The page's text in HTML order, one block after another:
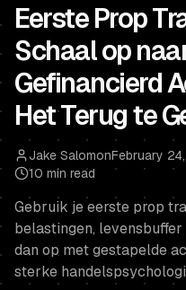
Eerste Prop
Schaal op
Gefinancierd
Het Terug te
Jake SalomonFebruary
10 min read
Gebruik je eerste prop
belastingen,
dan op met gestapelde
sterke